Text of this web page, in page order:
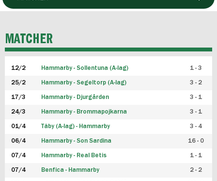
P19
F19
FUTSAL HERR
FUTSAL DAM
MATCHER
12/2 Hammarby - Sollentuna (A-lag) 1 - 3
25/2 Hammarby - Segeltorp (A-lag) 3 - 2
17/3 Hammarby - Djurgården 3 - 1
24/3 Hammarby - Brommapojkarna 3 - 1
01/4 Täby (A-lag) - Hammarby 3 - 4
06/4 Hammarby - Son Sardina 16 - 0
07/4 Hammarby - Real Betis 1 - 1
07/4 Benfica - Hammarby 2 - 2